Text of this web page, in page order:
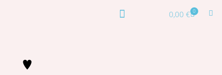
0,00€ 0